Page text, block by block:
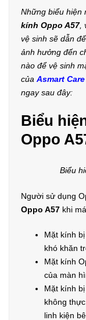
Những biểu hiện
kính Oppo A57,
vệ sinh sẽ dẫn
ảnh hưởng đến
nào để vệ sinh
của Asmart Care
ngay sau đây:
Biểu
Oppo
Biểu
Người sử dụng
Oppo A57 khi
Mặt kính
khó khăn
Mặt kính
của màn
Mặt kính
không
linh kiện